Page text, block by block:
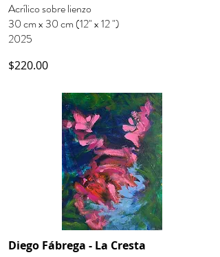
Acrílico sobre lienzo
30 cm x 30 cm (12" x 12 ")
2025
$220.00
Diego Fábrega - La Cresta